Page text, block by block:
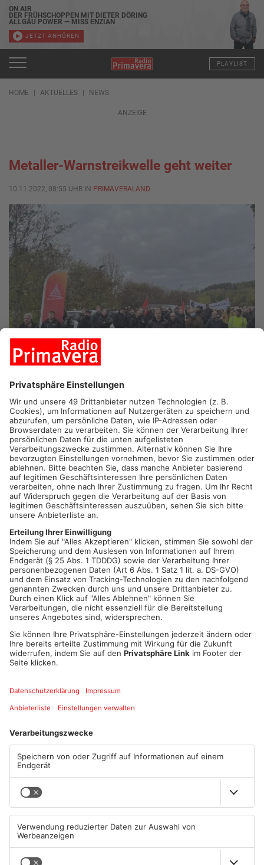
ON AIR
DER FRÜHSCHOPPEN MIT DIETER DÖRING
ALLGÄU POWER — MISS ENZIAN
JETZT ANHÖREN
PLAYLIST
HOME AKTUELLES NEWS
ANZEIGE
Metaller-Warnstreikwelle geht weiter
10.11.2022, 08:55 UHR IN PRIMAVERALAND
MAINTAL/LAUFACH/WALDASCHAFF.Metaller-Protest heute
in Maintal-Dörnigheim. Die Beschäftigten beim Verbindungs-
Hersteller Norma demonstrierten auf dem Gelände der TG
Dörnigheim für mehr Lohn. Die Tarifgespräche der
Mittelgruppe gingen heute in die vierte Runde. Auch in Laufach
bei Düker und in Waldaschaff bei Automotive in Esselbach
wurde der gewarnstreikt. Die Arbeitgeber haben bislang nach
Gewerkschaftsangaben keinerlei Anstalten gemacht, den
Forderungen von acht Prozent mehr Geld entgegen zu
kommen. Eine Urabstimmung über unbefristete Streiks steht
inzwischen zur Debatte.
Artikel teilen
ANZEIGE
Mehr aus
Primaveraland
Diese Maislabyrinthe im
Primaveraland haben schon
geöffnet
TOPNEWS
Stau-Wochenende im